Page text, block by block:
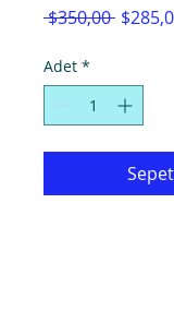
$350,00
Adet *